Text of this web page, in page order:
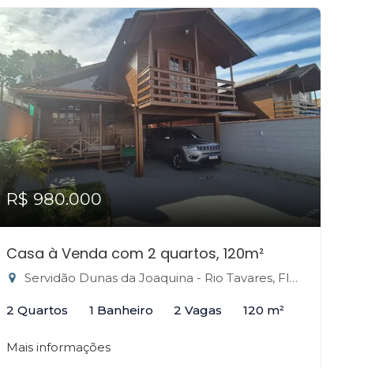
R$ 980.000
Casa à Venda com 2 quartos, 120m²
Servidão Dunas da Joaquina - Rio Tavares, Florianópolis-SC
2 Quartos 1 Banheiro 2 Vagas 120 m²
Mais informações